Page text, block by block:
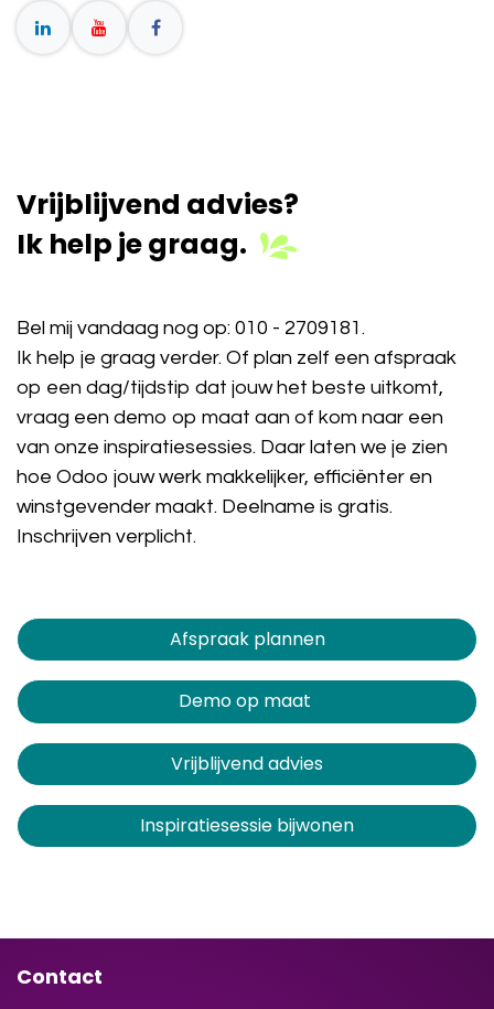
Vrijblijvend advies?
Ik help je graag.
Bel mij vandaag nog op: 010 - 2709181 .
Ik help je graag verder. Of plan zelf een afspraak
op een dag/tijdstip dat jouw het beste uitkomt,
vraag een demo op maat aan of kom naar een
van onze inspiratiesessies. Daar laten we je zien
hoe Odoo jouw werk makkelijker, efficiënter en
winstgevender maakt. Deelname is gratis.
Inschrijven verplicht.
Afspraak plannen​​​​
Demo op maat
Vrijblijvend advies
Inspiratiesessie bijwonen
Contact